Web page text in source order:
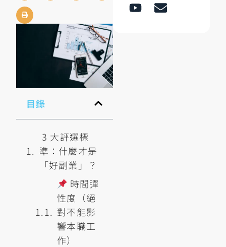
目錄
3 大評選標
準：什麼才是
「好副業」？
時間彈
性度（絕
對不能影
響本職工
作）